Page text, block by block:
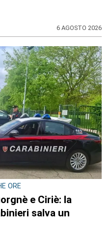
6 AGOSTO 2026
di Venaria con il
barriere